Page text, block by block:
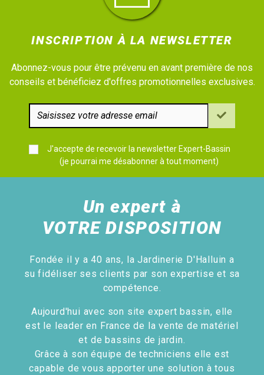
INSCRIPTION À LA NEWSLETTER
Abonnez-vous pour être prévenu en avant première de nos
conseils et bénéficiez d'offres promotionnelles exclusives.
J'accepte de recevoir la newsletter Expert-Bassin
(je pourrai me désabonner à tout moment)
Un expert à
VOTRE DISPOSITION
Fondée il y a 40 ans, la Jardinerie D'Halluin a
su fidéliser ses clients par son expertise et sa
compétence.
Aujourd'hui avec son site expert bassin, elle
est le leader en France de la vente de matériel
et de bassins de jardin.
Grâce à son équipe de techniciens elle est
capable de vous apporter une solution à tous